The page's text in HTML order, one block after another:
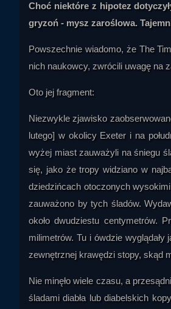
Choć niektóre z hipotez
gryzoń - mysz zaroślowa.
Powszechnie wiadomo, że The
nich naukowcy, zwrócili uwagę na
Oto jej fragment:
Niezwykle zjawisko
lutego] w okolicy Exeter i na
wyżej miast zauważyli na śniegu
się, jako że tropy widziano w
dziedzińcach otoczonych
zauważono by tych śladów.
około dwudziestu centymetrów.
milimetrów. Tu i ówdzie
zewnętrznej krawędzi stopy, skąd
Nie minęło wiele czasu, a
śladami diabła lub diabelskich